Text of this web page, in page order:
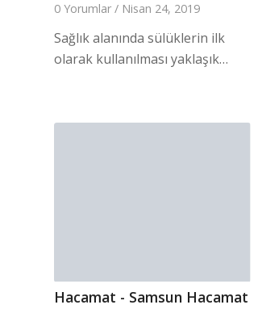
0 Yorumlar / Nisan 24, 2019
Sağlık alanında sülüklerin ilk
olarak kullanılması yaklaşık…
Hacamat - Samsun Hacamat